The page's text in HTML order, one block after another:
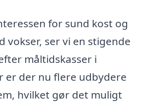
for sund kost og
ser vi en stigende
måltidskasser i
er der nu flere udbydere
hvilket gør det muligt